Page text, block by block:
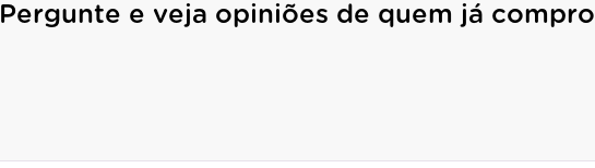
Pergunte e veja opiniões de quem já